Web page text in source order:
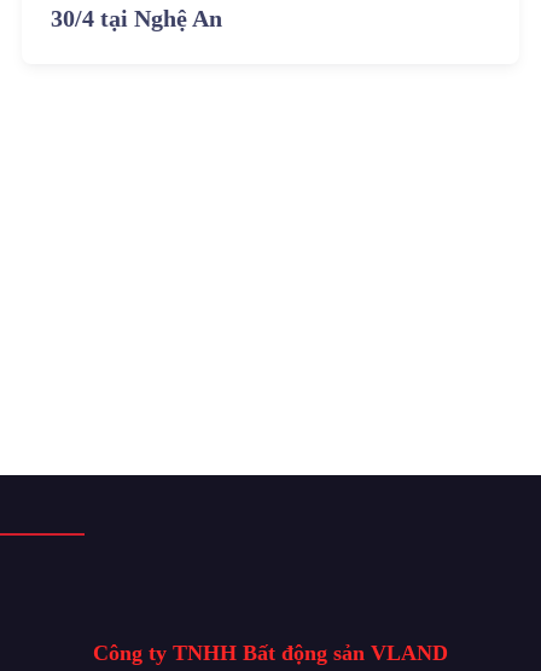
30/4 tại Nghệ An
Công ty TNHH Bất động sản VLAND